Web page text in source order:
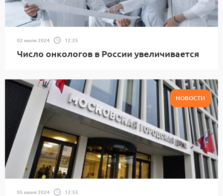
02 июля 2024 12:25
Число онкологов в России увеличивается
НОВОСТИ
05 июня 2024 12:55